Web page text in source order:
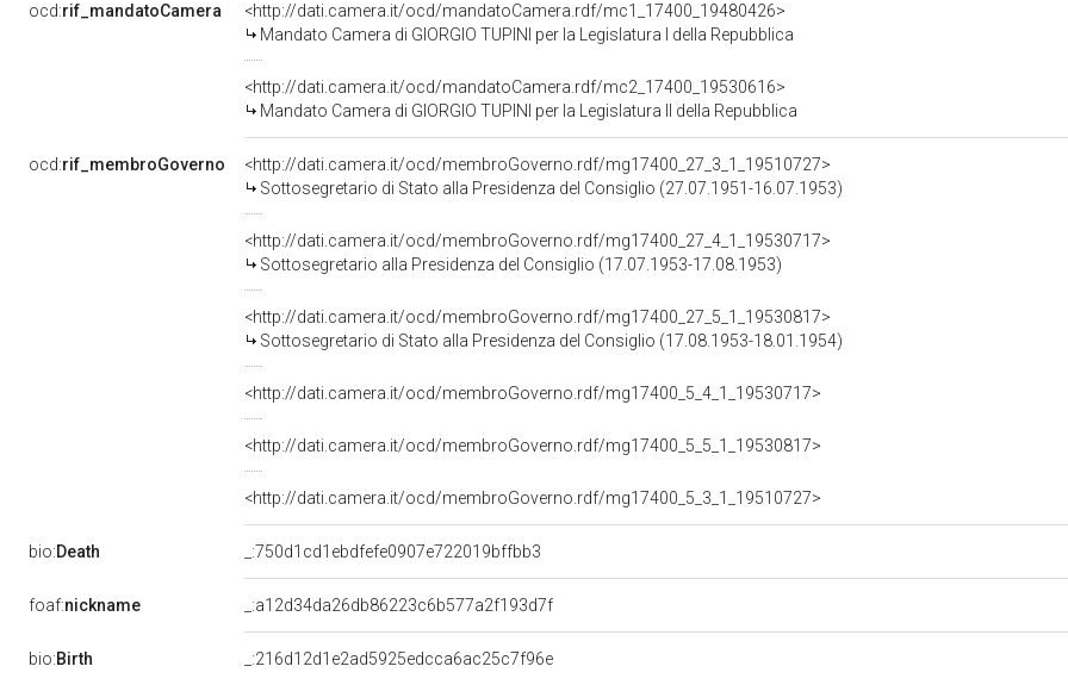
ocd:rif_mandatoCamera
<http://dati.camera.it/ocd/mandatoCamera.rdf/mc1_17400_19480426>
Mandato Camera di GIORGIO TUPINI per la Legislatura I della Repubblica
<http://dati.camera.it/ocd/mandatoCamera.rdf/mc2_17400_19530616>
Mandato Camera di GIORGIO TUPINI per la Legislatura II della Repubblica
ocd:rif_membroGoverno
<http://dati.camera.it/ocd/membroGoverno.rdf/mg17400_27_3_1_19510727>
Sottosegretario di Stato alla Presidenza del Consiglio (27.07.1951-16.07.1953)
<http://dati.camera.it/ocd/membroGoverno.rdf/mg17400_27_4_1_19530717>
Sottosegretario alla Presidenza del Consiglio (17.07.1953-17.08.1953)
<http://dati.camera.it/ocd/membroGoverno.rdf/mg17400_27_5_1_19530817>
Sottosegretario di Stato alla Presidenza del Consiglio (17.08.1953-18.01.1954)
<http://dati.camera.it/ocd/membroGoverno.rdf/mg17400_5_4_1_19530717>
<http://dati.camera.it/ocd/membroGoverno.rdf/mg17400_5_5_1_19530817>
<http://dati.camera.it/ocd/membroGoverno.rdf/mg17400_5_3_1_19510727>
bio:Death _:750d1cd1ebdfefe0907e722019bffbb3
foaf:nickname _:a12d34da26db86223c6b577a2f193d7f
bio:Birth _:216d12d1e2ad5925edcca6ac25c7f96e